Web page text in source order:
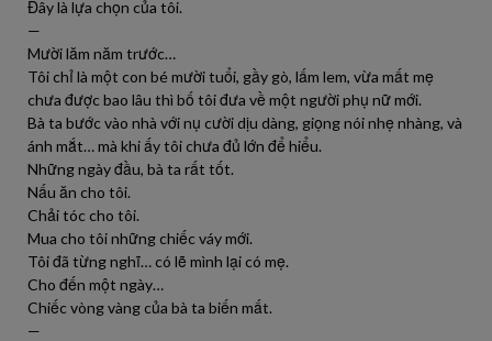
Đây là lựa chọn của tôi.
—
Mười lăm năm trước…
Tôi chỉ là một con bé mười tuổi, gầy gò, lấm lem, vừa mất mẹ
chưa được bao lâu thì bố tôi đưa về một người phụ nữ mới.
Bà ta bước vào nhà với nụ cười dịu dàng, giọng nói nhẹ nhàng, và
ánh mắt… mà khi ấy tôi chưa đủ lớn để hiểu.
Những ngày đầu, bà ta rất tốt.
Nấu ăn cho tôi.
Chải tóc cho tôi.
Mua cho tôi những chiếc váy mới.
Tôi đã từng nghĩ… có lẽ mình lại có mẹ.
Cho đến một ngày…
Chiếc vòng vàng của bà ta biến mất.
—